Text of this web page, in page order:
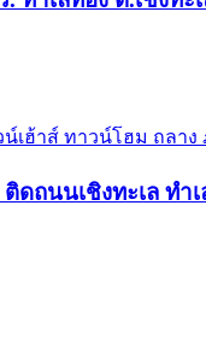
เฮ้าส์ ทาวน์โฮม ถลาง
ถนนเชิงทะเล ทำ